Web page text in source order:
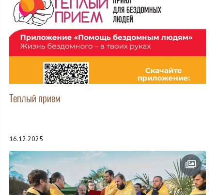
Теплый прием
16.12.2025